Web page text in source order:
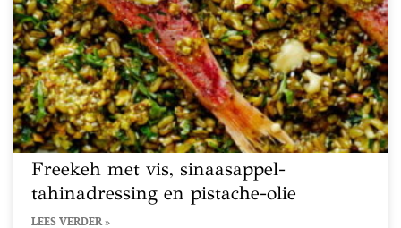
Freekeh met vis, sinaasappel-
tahinadressing en pistache-olie
LEES VERDER »